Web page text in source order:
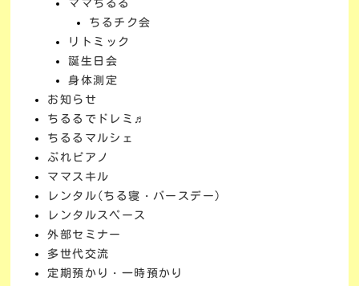
ママちるる
ちるチク会
リトミック
誕生日会
身体測定
お知らせ
ちるるでドレミ♬
ちるるマルシェ
ぷれピアノ
ママスキル
レンタル(ちる寝・バースデー)
レンタルスペース
外部セミナー
多世代交流
定期預かり・一時預かり